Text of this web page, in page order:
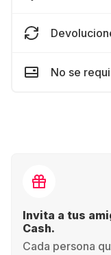
No se
Invita a tus
Cash.
Cada persona